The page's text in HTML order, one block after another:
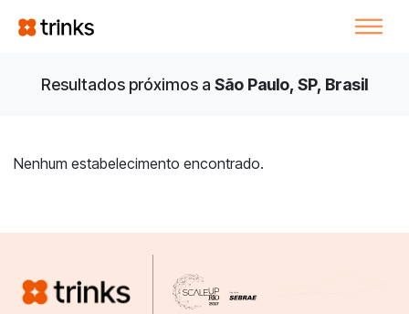
Resultados próximos a São Paulo, SP, Brasil
Nenhum estabelecimento encontrado.